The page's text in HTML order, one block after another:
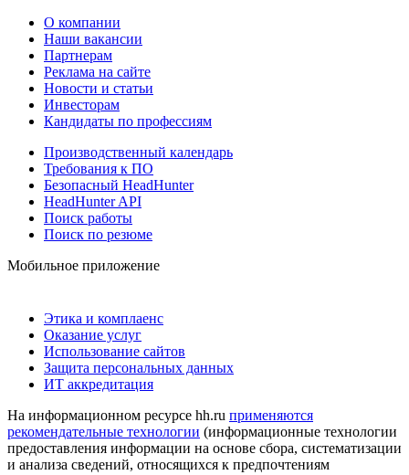
О компании
Наши вакансии
Партнерам
Реклама на сайте
Новости и статьи
Инвесторам
Кандидаты по профессиям
Производственный календарь
Требования к ПО
Безопасный HeadHunter
HeadHunter API
Поиск работы
Поиск по резюме
Мобильное приложение
Этика и комплаенс
Оказание услуг
Использование сайтов
Защита персональных данных
ИТ аккредитация
На информационном ресурсе hh.ru применяются
рекомендательные технологии (информационные технологии
предоставления информации на основе сбора, систематизации
и анализа сведений, относящихся к предпочтениям